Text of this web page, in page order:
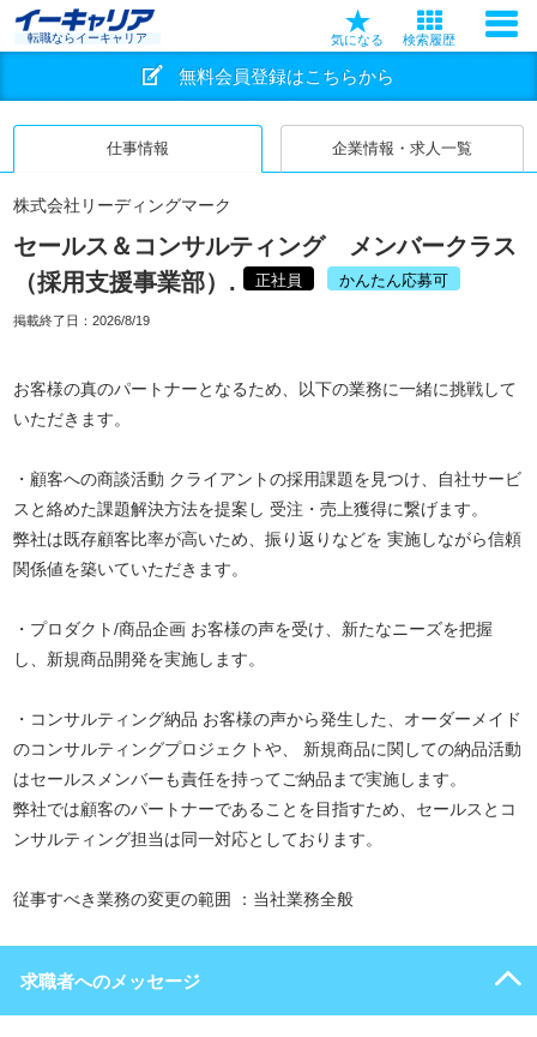
転職ならイーキャリア 気になる 検索履歴
無料会員登録はこちらから
仕事情報 企業情報・求人一覧
株式会社リーディングマーク
セールス＆コンサルティング メンバークラス
（採用支援事業部）.
正社員 かんたん応募可
掲載終了日： 2026/8/19
お客様の真のパートナーとなるため、以下の業務に一緒に挑戦して
いただきます。
・顧客への商談活動 クライアントの採用課題を見つけ、自社サービ
スと絡めた課題解決方法を提案し 受注・売上獲得に繋げます。
弊社は既存顧客比率が高いため、振り返りなどを 実施しながら信頼
関係値を築いていただきます。
・プロダクト/商品企画 お客様の声を受け、新たなニーズを把握
し、新規商品開発を実施します。
・コンサルティング納品 お客様の声から発生した、オーダーメイド
のコンサルティングプロジェクトや、 新規商品に関しての納品活動
はセールスメンバーも責任を持ってご納品まで実施します。
弊社では顧客のパートナーであることを目指すため、セールスとコ
ンサルティング担当は同一対応としております。
従事すべき業務の変更の範囲 ：当社業務全般
求職者へのメッセージ